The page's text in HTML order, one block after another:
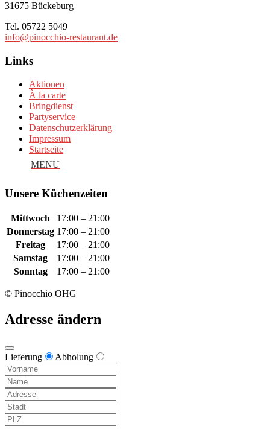
31675 Bückeburg
Tel. 05722 5049
info@pinocchio-restaurant.de
Links
Aktionen
À la carte
Bringdienst
Partyservice
Datenschutzerklärung
Impressum
Startseite
Unsere Küchenzeiten
Mittwoch
17:00 – 21:00
Donnerstag 17:00 – 21:00
Freitag
17:00 – 21:00
Samstag
17:00 – 21:00
Sonntag
17:00 – 21:00
© Pinocchio OHG
Adresse ändern
Lieferung Abholung